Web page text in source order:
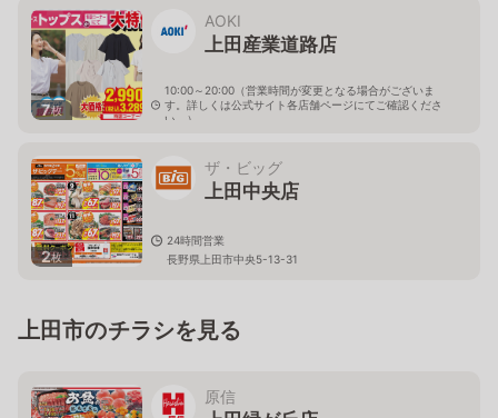
7枚
AOKI
上田産業道路店
10:00～20:00（営業時間が変更となる場合がございま
す。詳しくは公式サイト各店舗ページにてご確認くださ
い。）
2枚
ザ・ビッグ
上田中央店
24時間営業
長野県上田市中央5-13-31
上田市のチラシを見る
原信